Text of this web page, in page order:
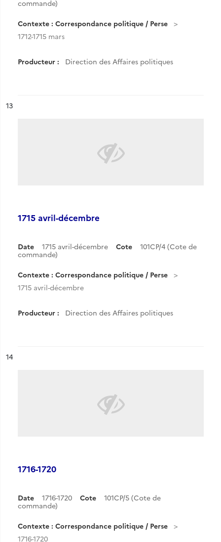
commande)
Contexte : Correspondance politique / Perse
1712-1715 mars
Producteur : Direction des Affaires politiques
n°
13
1715 avril-décembre
Date 1715 avril-décembre Cote
101CP/4 (Cote de
commande)
Contexte : Correspondance politique / Perse
1715 avril-décembre
Producteur : Direction des Affaires politiques
n°
14
1716-1720
Date 1716-1720 Cote
101CP/5 (Cote de
commande)
Contexte : Correspondance politique / Perse
1716-1720